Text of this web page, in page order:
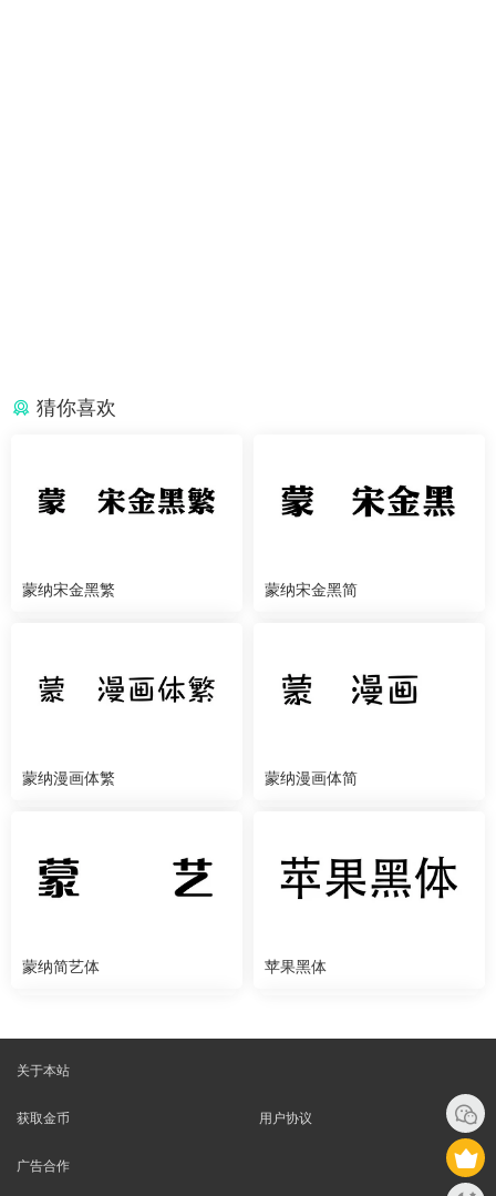
猜你喜欢
蒙纳宋金黑繁 蒙纳宋金黑简
蒙纳漫画体繁 蒙纳漫画体简
蒙纳简艺体 苹果黑体
关于本站
获取金币 用户协议
广告合作